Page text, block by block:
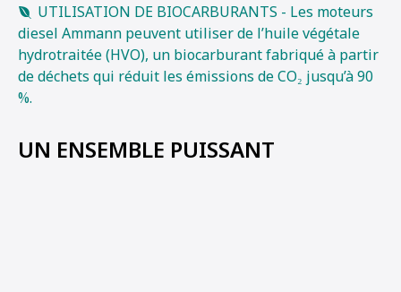
UTILISATION DE BIOCARBURANTS - Les moteurs
diesel Ammann peuvent utiliser de l’huile végétale
hydrotraitée (HVO), un biocarburant fabriqué à partir
de déchets qui réduit les émissions de CO₂ jusqu’à 90
%.
UN ENSEMBLE PUISSANT